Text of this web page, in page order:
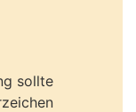
sollte